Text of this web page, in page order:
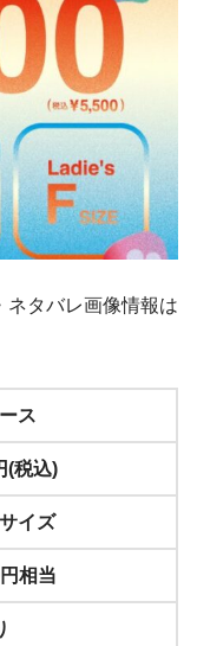
※1月2日～
ネタバレ画像情報は
ス
(税込)
イズ
相当